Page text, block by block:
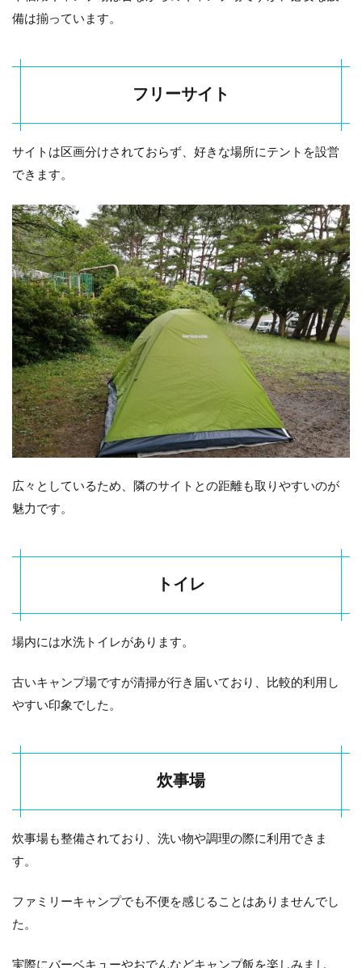
湖
の
ク
セ
ス
1.5.1
車での
アクセ
ス
1.5.2
駐車場
情報
1.5.3
公共交
通機関
でのア
クセス
1.6
本栖
ャン
プ場
周辺
1.6.2
西湖
富士五
ある
質問
しでも
備は揃っています。
フリーサイト
サイトは区画分けされておらず、好きな場所にテントを設営
できます。
広々としているため、隣のサイトとの距離も取りやすいのが
魅力です。
トイレ
場内には水洗トイレがあります。
古いキャンプ場ですが清掃が行き届いており、比較的利用し
やすい印象でした。
炊事場
炊事場も整備されており、洗い物や調理の際に利用できま
す。
ファミリーキャンプでも不便を感じることはありませんでし
た。
実際にバーベキューやおでんなどキャンプ飯を楽しみまし